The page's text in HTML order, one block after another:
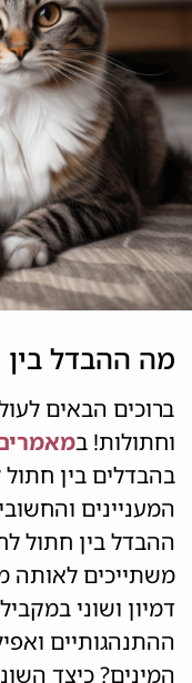
מה ההבדל
ברוכים הבאים
וחתולות! ב
בהבדלים בין
המעניינים
ההבדל בין חתול
משתייכים לאותה
דמיון ושוני
ההתנהגותיים
המינים? כיצד